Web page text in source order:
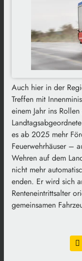
Auch hier in der
Treffen mit
einem Jahr ins
es ab 2025 mehr
Feuerwehrhäuser –
Wehren auf dem
nicht mehr
enden. Er wird sich
Renteneintrittsalter
gemeinsamen